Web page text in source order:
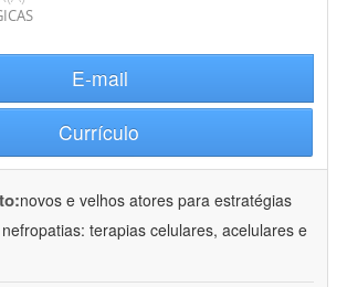
E-mail
Currículo
novos e velhos atores para estratégias
terapias celulares, acelulares e